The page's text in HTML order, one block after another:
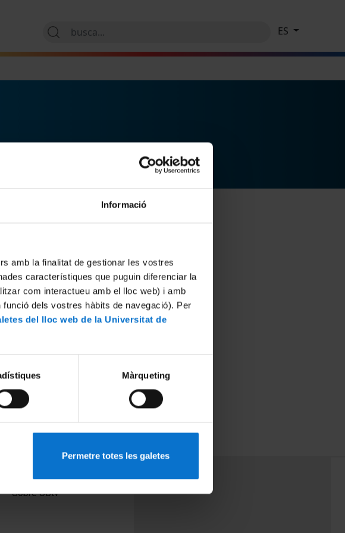
Informació
amb la finalitat de gestionar les vostres
característiques que puguin diferenciar la
com interactueu amb el lloc web) i amb
dels vostres hàbits de navegació). Per
del lloc web de la Universitat de
Màrqueting
Permetre totes les galetes
ES
Sobre UBtv